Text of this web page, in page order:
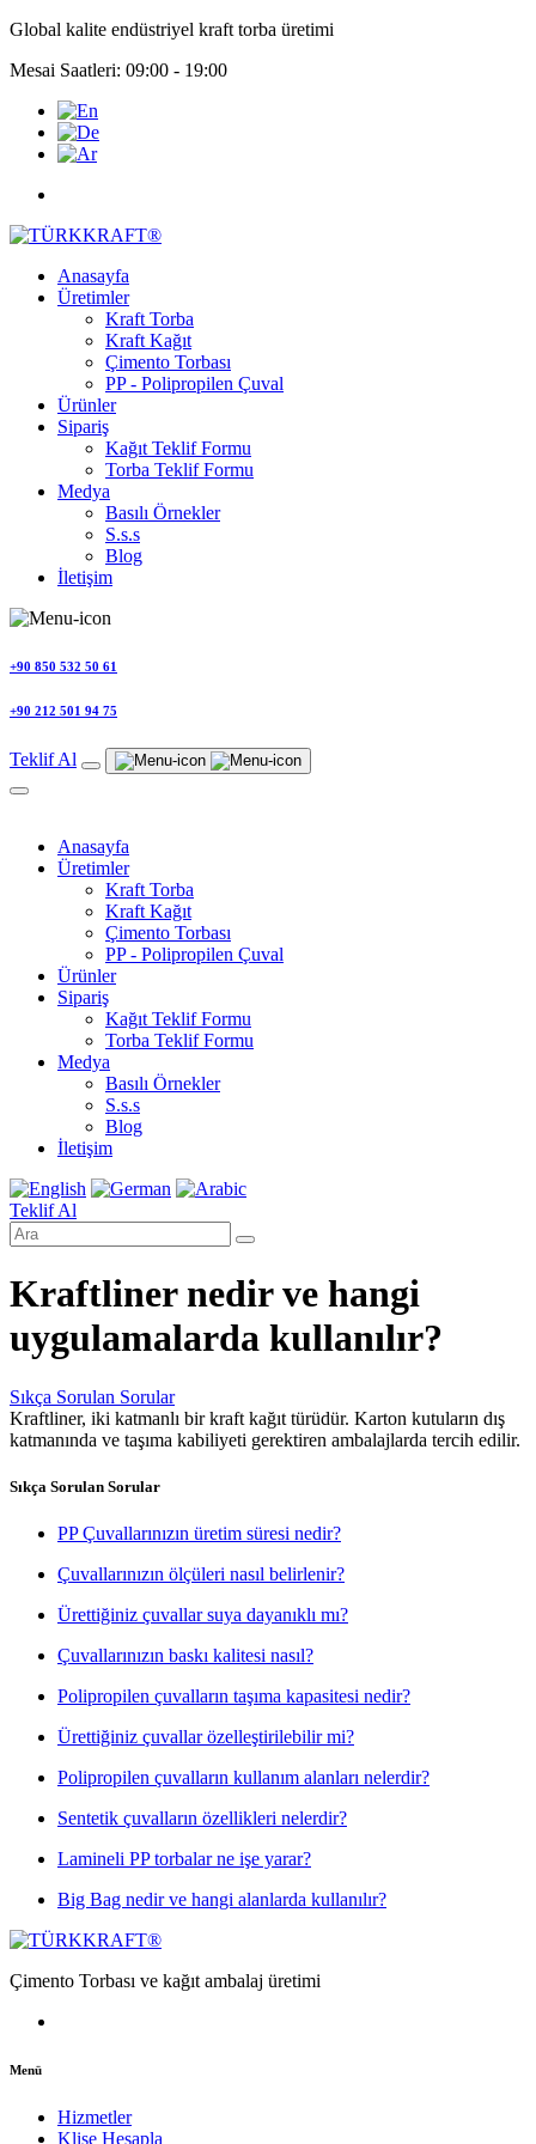
Global kalite endüstriyel kraft torba üretimi
Mesai Saatleri: 09:00 - 19:00
Anasayfa
Üretimler
Kraft Torba
Kraft Kağıt
Çimento Torbası
PP - Polipropilen Çuval
Ürünler
Sipariş
Kağıt Teklif Formu
Torba Teklif Formu
Medya
Basılı Örnekler
S.s.s
Blog
İletişim
+90 850 532 50 61
+90 212 501 94 75
Teklif Al
Anasayfa
Üretimler
Kraft Torba
Kraft Kağıt
Çimento Torbası
PP - Polipropilen Çuval
Ürünler
Sipariş
Kağıt Teklif Formu
Torba Teklif Formu
Medya
Basılı Örnekler
S.s.s
Blog
İletişim
Teklif Al
Kraftliner nedir ve hangi
uygulamalarda kullanılır?
Sıkça Sorulan Sorular
Kraftliner, iki katmanlı bir kraft kağıt türüdür. Karton kutuların dış
katmanında ve taşıma kabiliyeti gerektiren ambalajlarda tercih edilir.
Sıkça Sorulan Sorular
PP Çuvallarınızın üretim süresi nedir?
Çuvallarınızın ölçüleri nasıl belirlenir?
Ürettiğiniz çuvallar suya dayanıklı mı?
Çuvallarınızın baskı kalitesi nasıl?
Polipropilen çuvalların taşıma kapasitesi nedir?
Ürettiğiniz çuvallar özelleştirilebilir mi?
Polipropilen çuvalların kullanım alanları nelerdir?
Sentetik çuvalların özellikleri nelerdir?
Lamineli PP torbalar ne işe yarar?
Big Bag nedir ve hangi alanlarda kullanılır?
Çimento Torbası ve kağıt ambalaj üretimi
Menü
Hizmetler
Klişe Hesapla